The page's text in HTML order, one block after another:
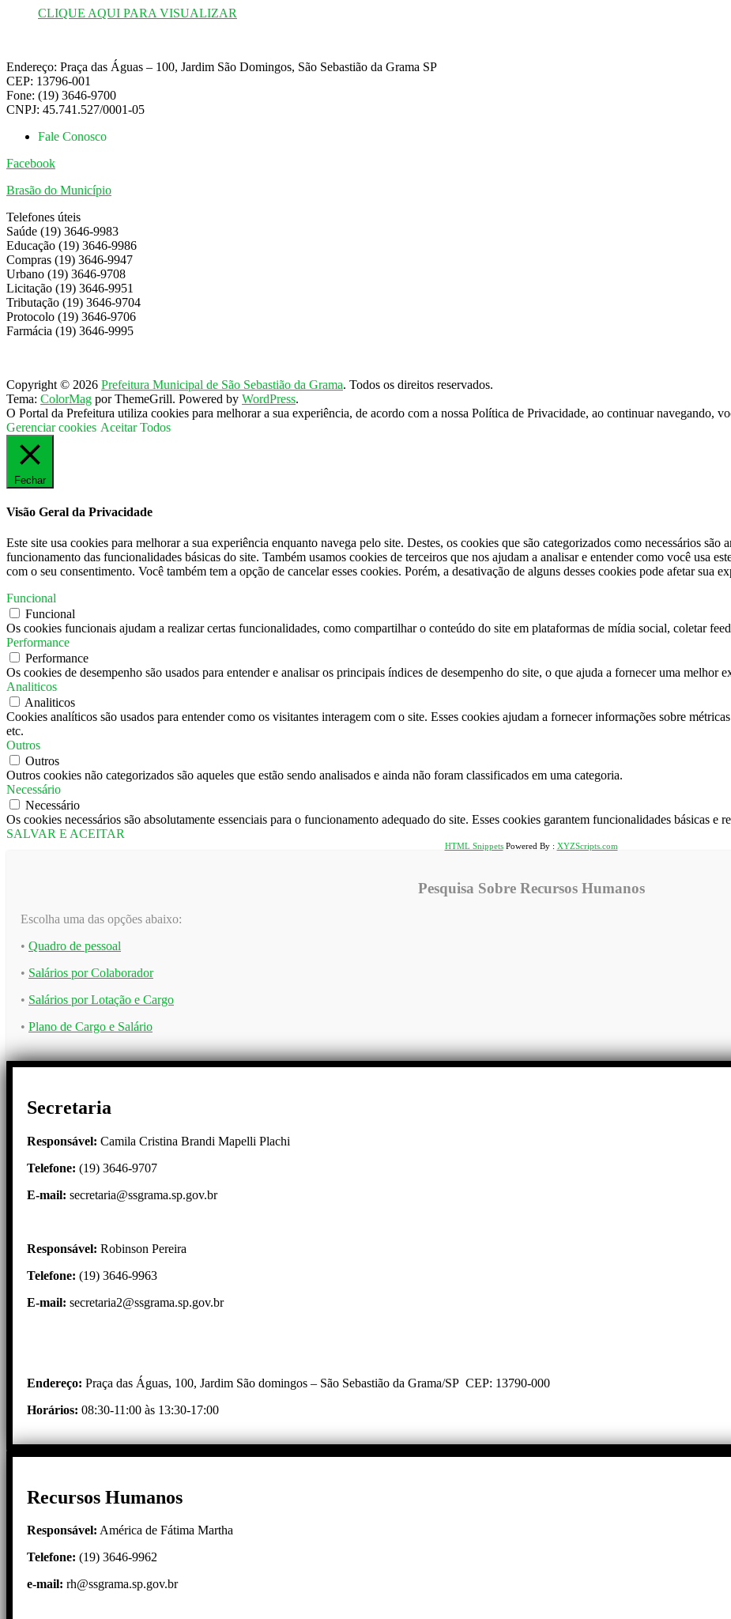
CLIQUE AQUI PARA VISUALIZAR
Endereço: Praça das Águas – 100, Jardim São Domingos, São Sebastião da Grama SP
CEP: 13796-001
Fone: (19) 3646-9700
CNPJ: 45.741.527/0001-05
Fale Conosco
Facebook
Brasão do Município
Telefones úteis
Saúde (19) 3646-9983
Educação (19) 3646-9986
Compras (19) 3646-9947
Urbano (19) 3646-9708
Licitação (19) 3646-9951
Tributação (19) 3646-9704
Protocolo (19) 3646-9706
Farmácia (19) 3646-9995
Copyright © 2026 Prefeitura Municipal de São Sebastião da Grama. Todos os direitos reservados.
Tema: ColorMag por ThemeGrill. Powered by WordPress.
O Portal da Prefeitura utiliza cookies para melhorar a sua experiência, de acordo com a nossa Política de Privacidade, ao continuar navegando,
Gerenciar cookies Aceitar Todos
Fechar
Visão Geral da Privacidade
Este site usa cookies para melhorar a sua experiência enquanto navega pelo site. Destes, os cookies que são categorizados como necessários são
funcionamento das funcionalidades básicas do site. Também usamos cookies de terceiros que nos ajudam a analisar e entender como você usa
com o seu consentimento. Você também tem a opção de cancelar esses cookies. Porém, a desativação de alguns desses cookies pode afetar sua
Funcional
Funcional
Os cookies funcionais ajudam a realizar certas funcionalidades, como compartilhar o conteúdo do site em plataformas de mídia social, coletar
Performance
Performance
Os cookies de desempenho são usados ​​para entender e analisar os principais índices de desempenho do site, o que ajuda a fornecer uma melhor
Analiticos
Analiticos
Cookies analíticos são usados ​​para entender como os visitantes interagem com o site. Esses cookies ajudam a fornecer informações sobre
etc.
Outros
Outros
Outros cookies não categorizados são aqueles que estão sendo analisados ​​e ainda não foram classificados em uma categoria.
Necessário
Necessário
Os cookies necessários são absolutamente essenciais para o funcionamento adequado do site. Esses cookies garantem funcionalidades básicas e
SALVAR E ACEITAR
HTML SnippetsPowered By : XYZScripts.com
Pesquisa Sobre Recursos Humanos
Escolha uma das opções abaixo:
• Quadro de pessoal
• Salários por Colaborador
• Salários por Lotação e Cargo
• Plano de Cargo e Salário
Secretaria
Responsável: Camila Cristina Brandi Mapelli Plachi
Telefone: (19) 3646-9707
E-mail: secretaria@ssgrama.sp.gov.br
Responsável: Robinson Pereira
Telefone: (19) 3646-9963
E-mail: secretaria2@ssgrama.sp.gov.br
Endereço: Praça das Águas, 100, Jardim São domingos – São Sebastião da Grama/SP CEP: 13790-000
Horários: 08:30-11:00 às 13:30-17:00
Recursos Humanos
Responsável: América de Fátima Martha
Telefone: (19) 3646-9962
e-mail: rh@ssgrama.sp.gov.br